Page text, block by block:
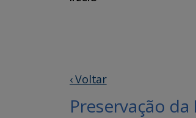
‹ Voltar
Preservação